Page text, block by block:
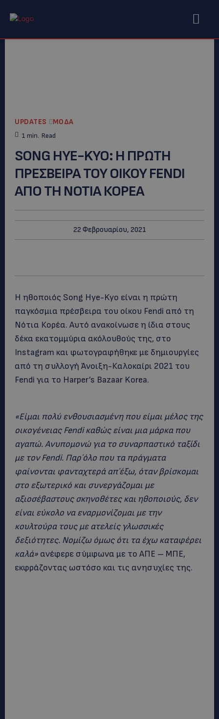
UPDATES ΜΟΔΑ
1 min. Read
SONG HYE-KYO: Η ΠΡΩΤΗ
ΠΡΕΣΒΕΙΡΑ ΤΟΥ ΟΙΚΟΥ FENDI
ΑΠΟ ΤΗ ΝΟΤΙΑ ΚΟΡΕΑ
22 Φεβρουαρίου, 2021
Η ηθοποιός Song Hye-Kyo είναι η πρώτη
παγκόσμια πρέσβειρα του οίκου Fendi από τη
Νότια Κορέα. Αυτό ανακοίνωσε η ίδια στους
δέκα εκατομμύρια ακόλουθούς της, στο
Instagram και φωτογραφήθηκε με δημιουργίες
από τη συλλογή Άνοιξη-Καλοκαίρι 2021 του
Fendi για το Harper’s Bazaar Korea.
«Είμαι πολύ ενθουσιασμένη που είμαι μέλος της
οικογένειας Fendi καθώς είναι μια μάρκα που
αγαπώ. Ανυπομονώ για το συναρπαστικό ταξίδι
με τον Fendi. Παρ΄όλο που τα πράγματα
φαίνονται φανταχτερά απ΄έξω, όταν βρίσκομαι
στο εξωτερικό και συνεργάζομαι με
αξιοσέβαστους σκηνοθέτες και ηθοποιούς, δεν
είναι εύκολο να εναρμονίζομαι με την
κουλτούρα τους με ατελείς γλωσσικές
δεξιότητες. Νομίζω όμως ότι τα έχω καταφέρει
καλά» ανέφερε σύμφωνα με το ΑΠΕ – ΜΠΕ,
εκφράζοντας ωστόσο και τις ανησυχίες της.